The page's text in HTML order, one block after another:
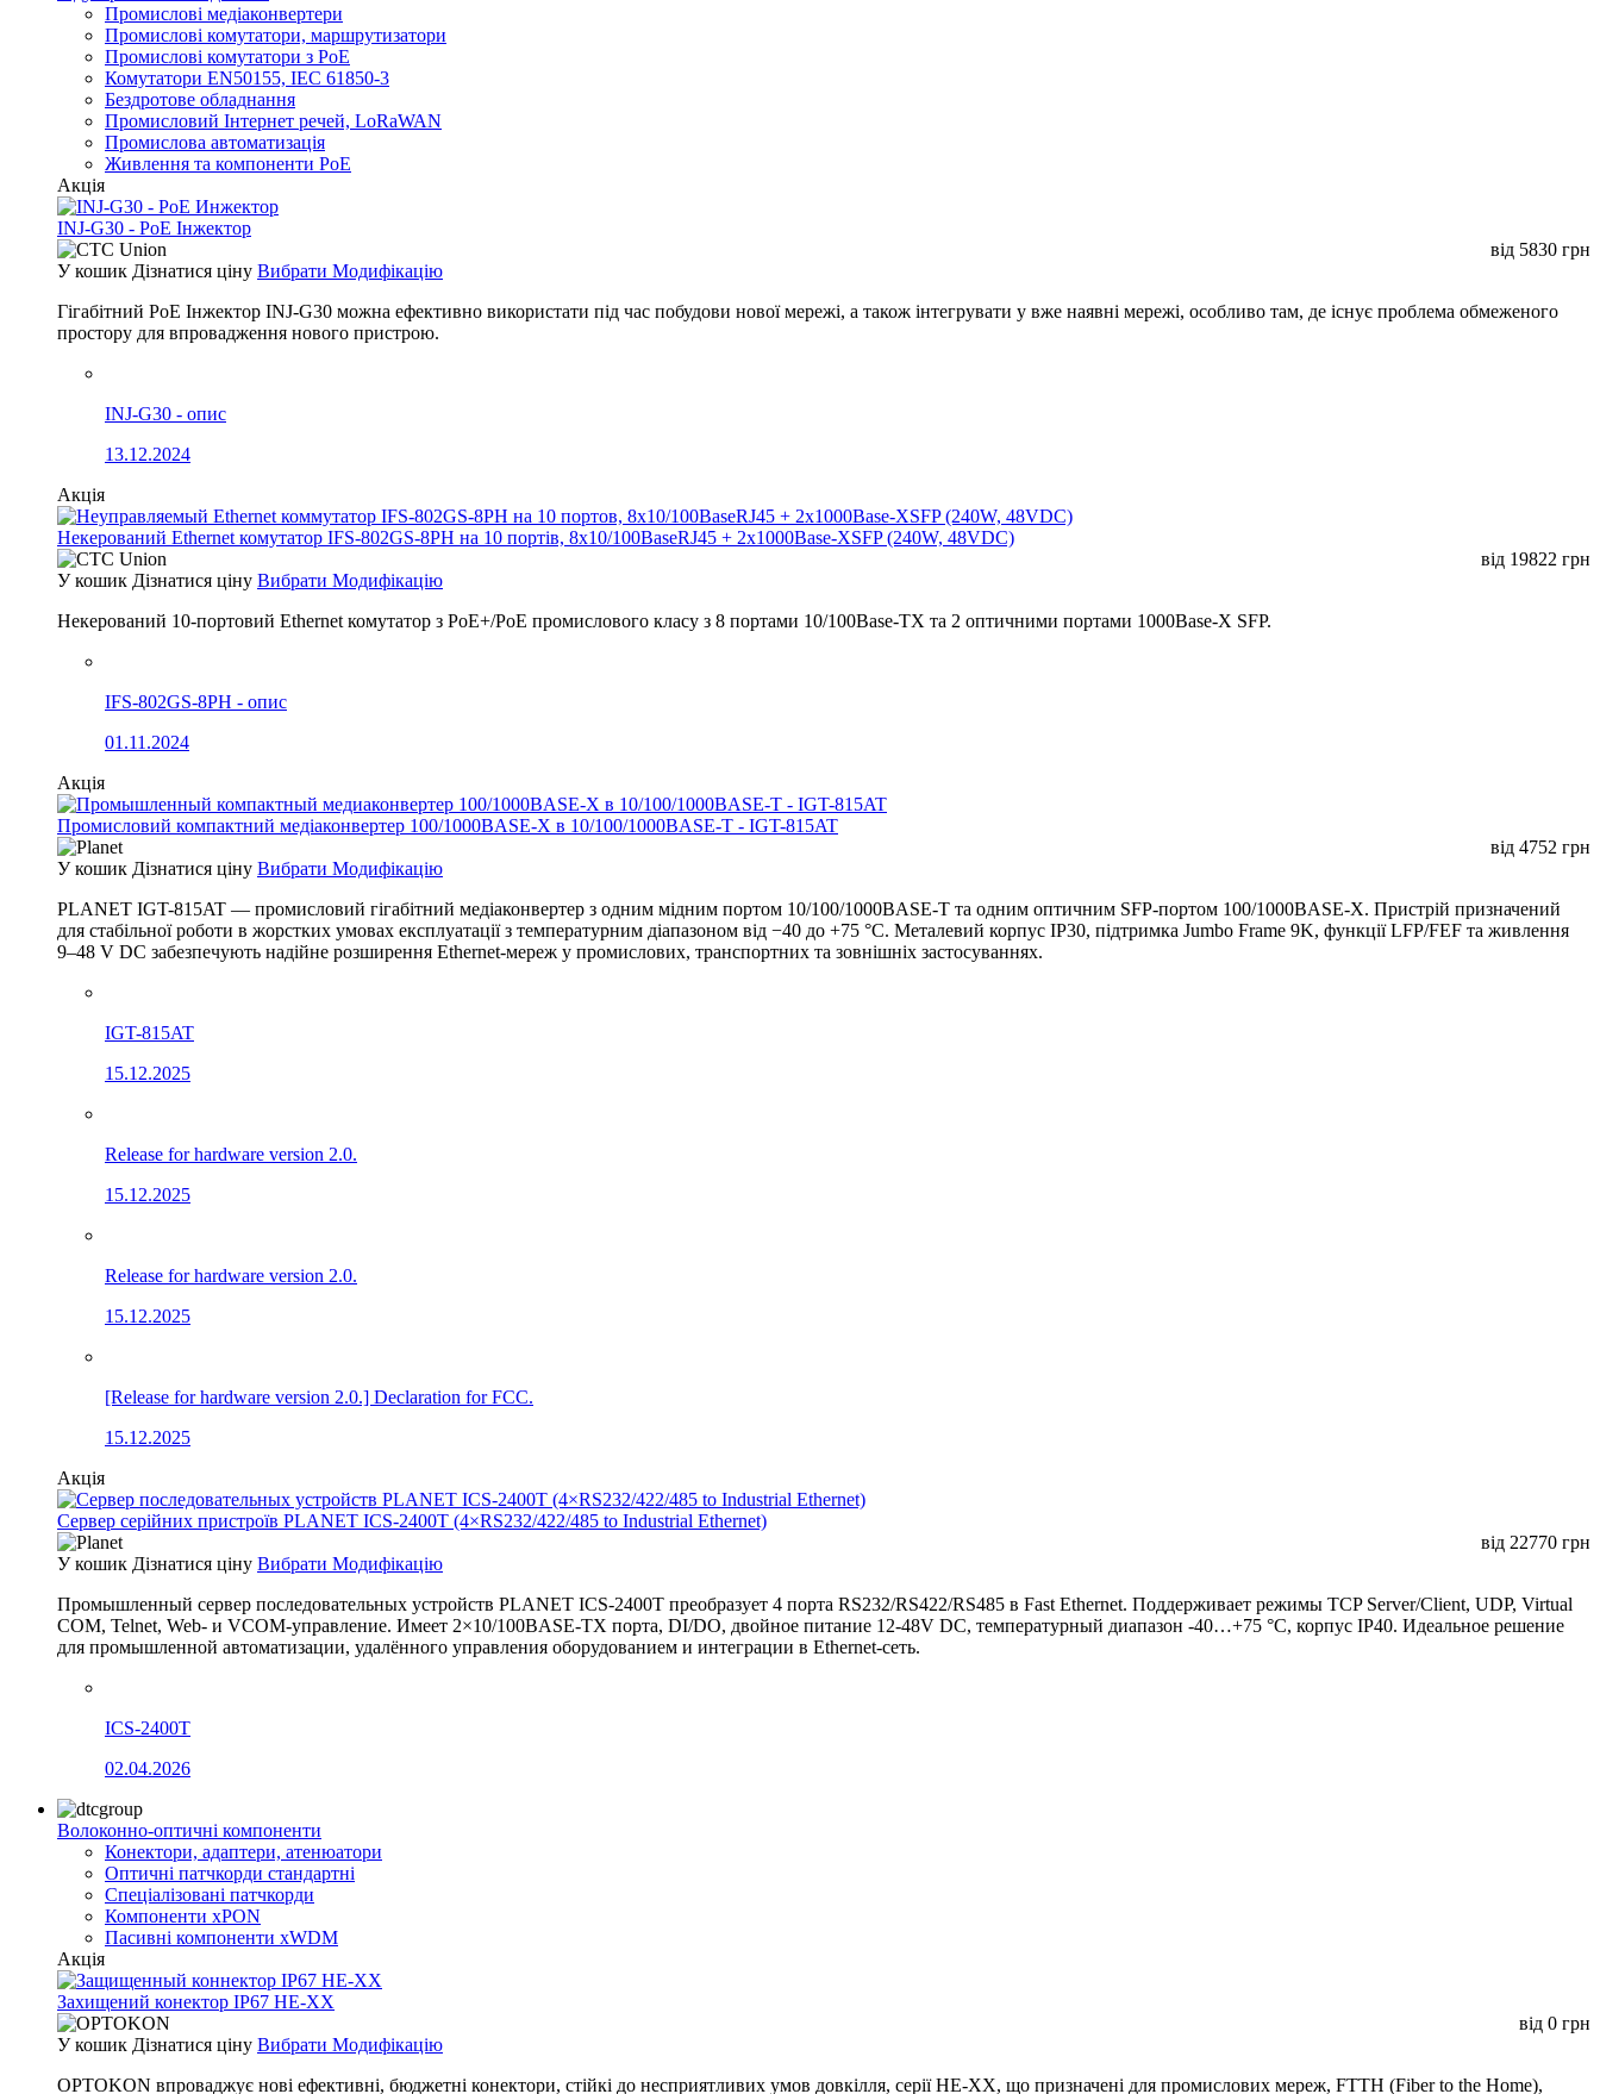
Промислові медіаконвертери
Промислові комутатори, маршрутизатори
Промислові комутатори з PoE
Комутатори EN50155, IEC 61850-3
Бездротове обладнання
Промисловий Інтернет речей, LoRaWAN
Промислова автоматизація
Живлення та компоненти PoE
Акція
INJ-G30 - PoE Інжектор
від 5830 грн
У кошик Дізнатися ціну Вибрати Модифікацію
Гігабітний PoE Інжектор INJ-G30 можна ефективно використати під час побудови нової мережі, а також інтегрувати у вже наявні мережі, особливо там, де існує проблема обмеженого
простору для впровадження нового пристрою.
INJ-G30 - опис
13.12.2024
Акція
Некерований Ethernet комутатор IFS-802GS-8PH на 10 портів, 8x10/100BaseRJ45 + 2x1000Base-XSFP (240W, 48VDC)
від 19822 грн
У кошик Дізнатися ціну Вибрати Модифікацію
Некерований 10-портовий Ethernet комутатор з PoE+/PoE промислового класу з 8 портами 10/100Base-TX та 2 оптичними портами 1000Base-X SFP.
IFS-802GS-8PH - опис
01.11.2024
Акція
Промисловий компактний медіаконвертер 100/1000BASE-X в 10/100/1000BASE-T - IGT-815AT
від 4752 грн
У кошик Дізнатися ціну Вибрати Модифікацію
PLANET IGT-815AT — промисловий гігабітний медіаконвертер з одним мідним портом 10/100/1000BASE-T та одним оптичним SFP-портом 100/1000BASE-X. Пристрій призначений
для стабільної роботи в жорстких умовах експлуатації з температурним діапазоном від −40 до +75 °C. Металевий корпус IP30, підтримка Jumbo Frame 9K, функції LFP/FEF та живлення
9–48 V DC забезпечують надійне розширення Ethernet-мереж у промислових, транспортних та зовнішніх застосуваннях.
IGT-815AT
15.12.2025
Release for hardware version 2.0.
15.12.2025
Release for hardware version 2.0.
15.12.2025
[Release for hardware version 2.0.] Declaration for FCC.
15.12.2025
Акція
Сервер серійних пристроїв PLANET ICS-2400T (4×RS232/422/485 to Industrial Ethernet)
від 22770 грн
У кошик Дізнатися ціну Вибрати Модифікацію
Промышленный сервер последовательных устройств PLANET ICS-2400T преобразует 4 порта RS232/RS422/RS485 в Fast Ethernet. Поддерживает режимы TCP Server/Client, UDP, Virtual
COM, Telnet, Web- и VCOM-управление. Имеет 2×10/100BASE-TX порта, DI/DO, двойное питание 12-48V DC, температурный диапазон -40…+75 °C, корпус IP40. Идеальное решение
для промышленной автоматизации, удалённого управления оборудованием и интеграции в Ethernet-сеть.
ICS-2400T
02.04.2026
Волоконно-оптичні компоненти
Конектори, адаптери, атенюатори
Оптичні патчкорди стандартні
Спеціалізовані патчкорди
Компоненти xPON
Пасивні компоненти xWDM
Акція
Захищений конектор IP67 HE-XX
від 0 грн
У кошик Дізнатися ціну Вибрати Модифікацію
OPTOKON впроваджує нові ефективні, бюджетні конектори, стійкі до несприятливих умов довкілля, серії HE-XX, що призначені для промислових мереж, FTTH (Fiber to the Home),